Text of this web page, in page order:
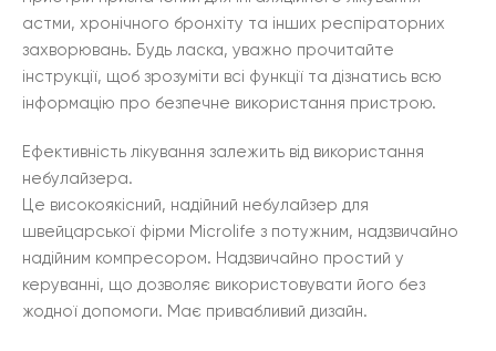
астми, хронічного бронхіту та інших респіраторних
захворювань. Будь ласка, уважно прочитайте
інструкції, щоб зрозуміти всі функції та дізнатись всю
інформацію про безпечне використання пристрою.
Ефективність лікування залежить від використання
небулайзера.
Це високоякісний, надійний небулайзер для
швейцарської фірми Microlife з потужним, надзвичайно
надійним компресором. Надзвичайно простий у
керуванні, що дозволяє використовувати його без
жодної допомоги. Має привабливий дизайн.